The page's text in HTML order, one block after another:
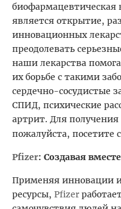
биофармацевтическая
является открытие,
инновационных
преодолевать
наши лекарства
их борьбе с такими
сердечно-сосудистые
СПИД, психические
артрит. Для
пожалуйста, посетите
Pfizer: Создавая
Применяя инновации и
ресурсы, Pfizer